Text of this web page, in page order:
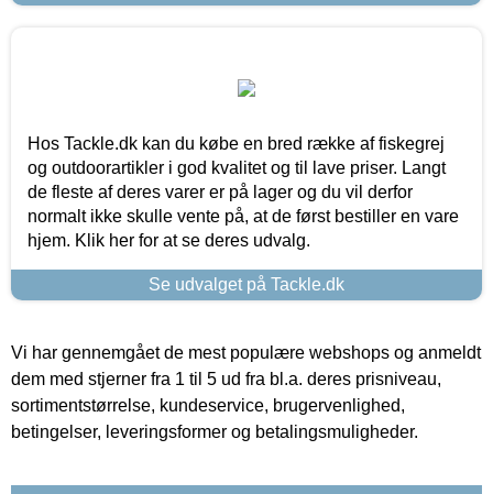
Hos Tackle.dk kan du købe en bred række af fiskegrej
og outdoorartikler i god kvalitet og til lave priser. Langt
de fleste af deres varer er på lager og du vil derfor
normalt ikke skulle vente på, at de først bestiller en vare
hjem. Klik her for at se deres udvalg.
Se udvalget på Tackle.dk
Vi har gennemgået de mest populære webshops og anmeldt
dem med stjerner fra 1 til 5 ud fra bl.a. deres prisniveau,
sortimentstørrelse, kundeservice, brugervenlighed,
betingelser, leveringsformer og betalingsmuligheder.